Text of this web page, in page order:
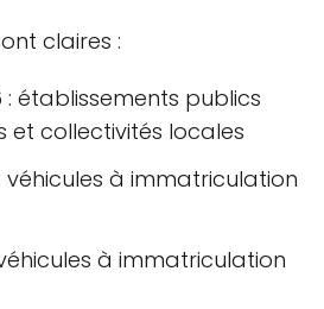
claires :
: établissements publics
et collectivités locales
véhicules à immatriculation
à immatriculation